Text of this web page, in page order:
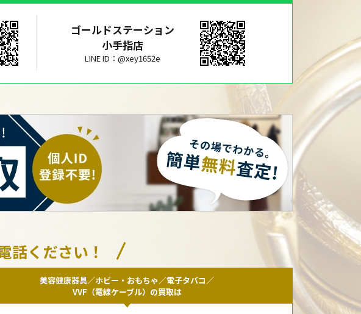
ゴールドステーション
小手指店
LINE ID：@xey1652e
話ください！
美容健康器具／ホビー・おもちゃ／電子タバコ／
VVF（電線ケーブル）の買取は